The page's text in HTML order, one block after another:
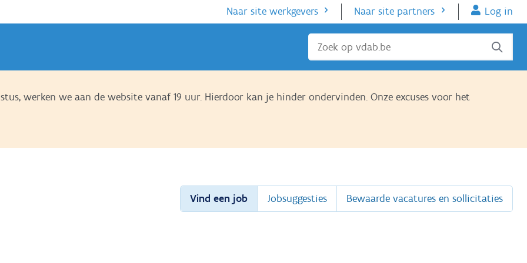
Naar site werkgevers Naar site partners Log in
Sluiten
werken we aan de website vanaf 19 uur. Hierdoor kan je hinder ondervinden. Onze excuses voor het
Vind een job Jobsuggesties Bewaarde vacatures en sollicitaties